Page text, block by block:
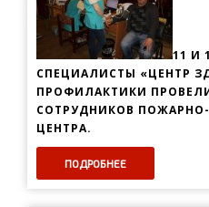
11 И
СПЕЦИАЛИСТЫ «ЦЕНТР
ПРОФИЛАКТИКИ
СОТРУДНИКОВ
ЦЕНТРА.
ПОДРОБНЕЕ